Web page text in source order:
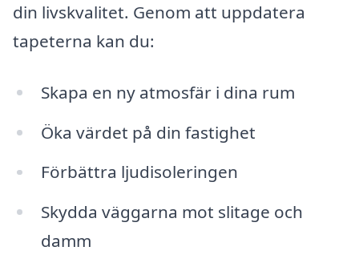
din livskvalitet. Genom att uppdatera
tapeterna kan du:
Skapa en ny atmosfär i dina rum
Öka värdet på din fastighet
Förbättra ljudisoleringen
Skydda väggarna mot slitage och
damm